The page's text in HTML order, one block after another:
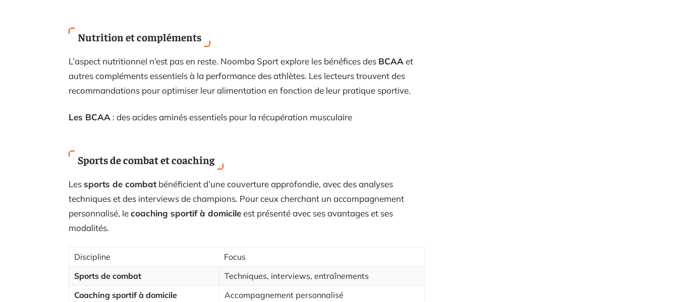
Nutrition et compléments
L’aspect nutritionnel n’est pas en reste. Noomba Sport explore les bénéfices des BCAA et
autres compléments essentiels à la performance des athlètes. Les lecteurs trouvent des
recommandations pour optimiser leur alimentation en fonction de leur pratique sportive.
Les BCAA : des acides aminés essentiels pour la récupération musculaire
Sports de combat et coaching
Lessports de combatbénéficient d’une couverture approfondie, avec des analyses
techniques et des interviews de champions. Pour ceux cherchant un accompagnement
personnalisé, lecoaching sportif à domicileest présenté avec ses avantages et ses
modalités.
Discipline
Focus
Sports de combat
Techniques, interviews, entraînements
Coaching sportif à domicile
Accompagnement personnalisé